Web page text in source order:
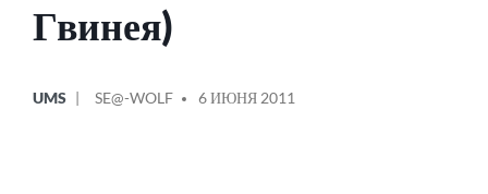
Гвинея)
В
UMS
ОТ
SE@-WOLF 6 ИЮНЯ 2011